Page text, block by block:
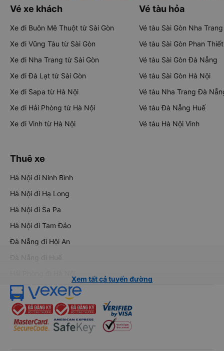
Vé xe khách
Xe đi Buôn Mê Thuột từ Sài Gòn
Xe đi Vũng Tàu từ Sài Gòn
Xe đi Nha Trang từ Sài Gòn
Xe đi Đà Lạt từ Sài Gòn
Xe đi Sapa từ Hà Nội
Xe đi Hải Phòng từ Hà Nội
Xe đi Vinh từ Hà Nội
Vé tàu hỏa
Vé tàu Sài Gòn Nha Trang
Vé tàu Sài Gòn Phan Thiết
Vé tàu Sài Gòn Đà Nẵng
Vé tàu Sài Gòn Hà Nội
Vé tàu Nha Trang Đà
Vé tàu Đà Nẵng Huế
Vé tàu Hà Nội Vinh
Thuê xe
Hà Nội đi Ninh Bình
Hà Nội đi Hạ Long
Hà Nội đi Sa Pa
Hà Nội đi Tam Đảo
Đà Nẵng đi Hội An
Đà Nẵng đi Huế
Xem tất cả tuyến đường